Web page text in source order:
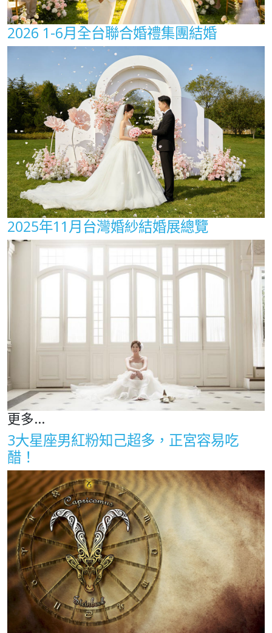
2026 1-6月全台聯合婚禮集團結婚
2025年11月台灣婚紗結婚展總覽
更多...
3大星座男紅粉知己超多，正宮容易吃
醋！